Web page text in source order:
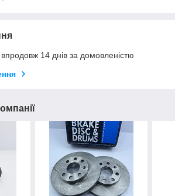
14 днів за домовленістю